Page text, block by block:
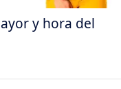
y hora del